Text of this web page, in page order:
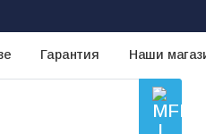
Гарантия Наши